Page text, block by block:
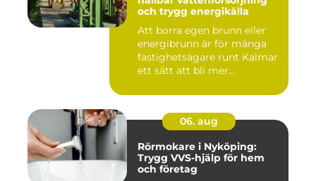
och trygg energikälla
Att borra egen brunn eller
energibrunn är för många
fastighetsägare runt Kalmar
ett sätt att bli mer...
06. aug
Rörmokare i Nyköping:
Trygg VVS-hjälp för hem
och företag